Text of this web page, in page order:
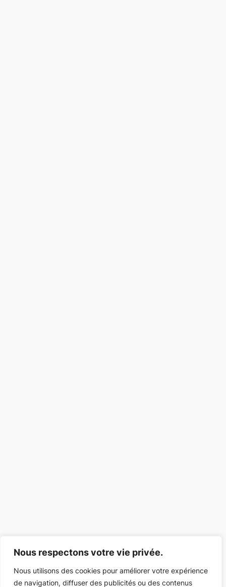
Nous respectons votre vie privée.
Nous utilisons des cookies pour améliorer votre expérience
de navigation, diffuser des publicités ou des contenus